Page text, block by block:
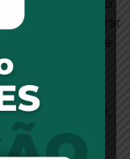
a conclusão
para sustentar
em carater de
do
Assim,
o custeio do
médico